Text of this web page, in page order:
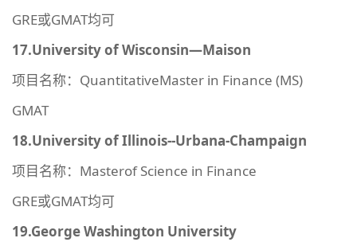
GRE或GMAT均可
17.University of Wisconsin—Maison
项目名称：QuantitativeMaster in Finance (MS)
GMAT
18.University of Illinois--Urbana-Champaign
项目名称：Masterof Science in Finance
GRE或GMAT均可
19.George Washington University